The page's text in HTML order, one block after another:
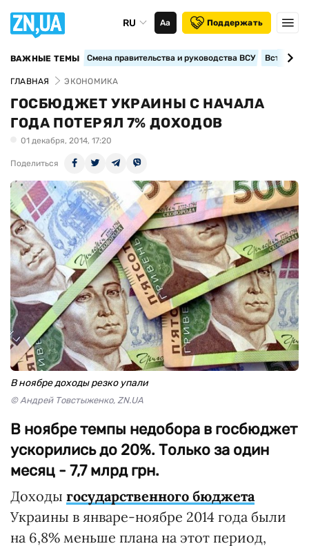
RU Аа Поддержать
ВАЖНЫЕ ТЕМЫ Смена правительства и руководства ВСУ
ГЛАВНАЯ ЭКОНОМИКА
ГОСБЮДЖЕТ УКРАИНЫ С НАЧАЛА
ГОДА ПОТЕРЯЛ 7% ДОХОДОВ
01 декабря, 2014, 17:20
Поделиться
В ноябре доходы резко упали
© Андрей Товстыженко, ZN.UA
В ноябре темпы недобора в госбюджет
ускорились до 20%. Только за один
месяц - 7,7 млрд грн.
Доходы государственного бюджета
Украины в январе-ноябре 2014 года были
на 6,8% меньше плана на этот период,